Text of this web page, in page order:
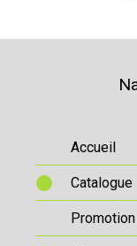
Accueil
Catalogue
Promotion